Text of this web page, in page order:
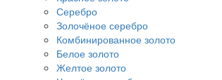
Серебро
Золочёное серебро
Комбинированное золото
Белое золото
Желтое золото